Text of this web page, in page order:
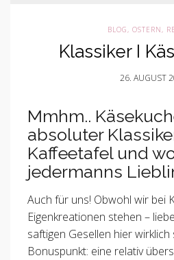
BLOG, OSTERN,
Klassiker I
26. AUGUST
Mmhm..
absoluter
Kaffeetafel und
jedermanns
Auch für uns! Obwohl wir bei
Eigenkreationen stehen –
saftigen Gesellen hier
Bonuspunkt: eine relativ